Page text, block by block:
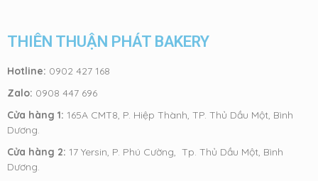
THIÊN THUẬN PHÁT BAKERY
Hotline: 0902 427 168
Zalo: 0908 447 696
Cửa hàng 1: 165A CMT8, P. Hiệp Thành, TP. Thủ Dầu Một, Bình
Dương.
Cửa hàng 2: 17 Yersin, P. Phú Cường, Tp. Thủ Dầu Một, Bình
Dương.